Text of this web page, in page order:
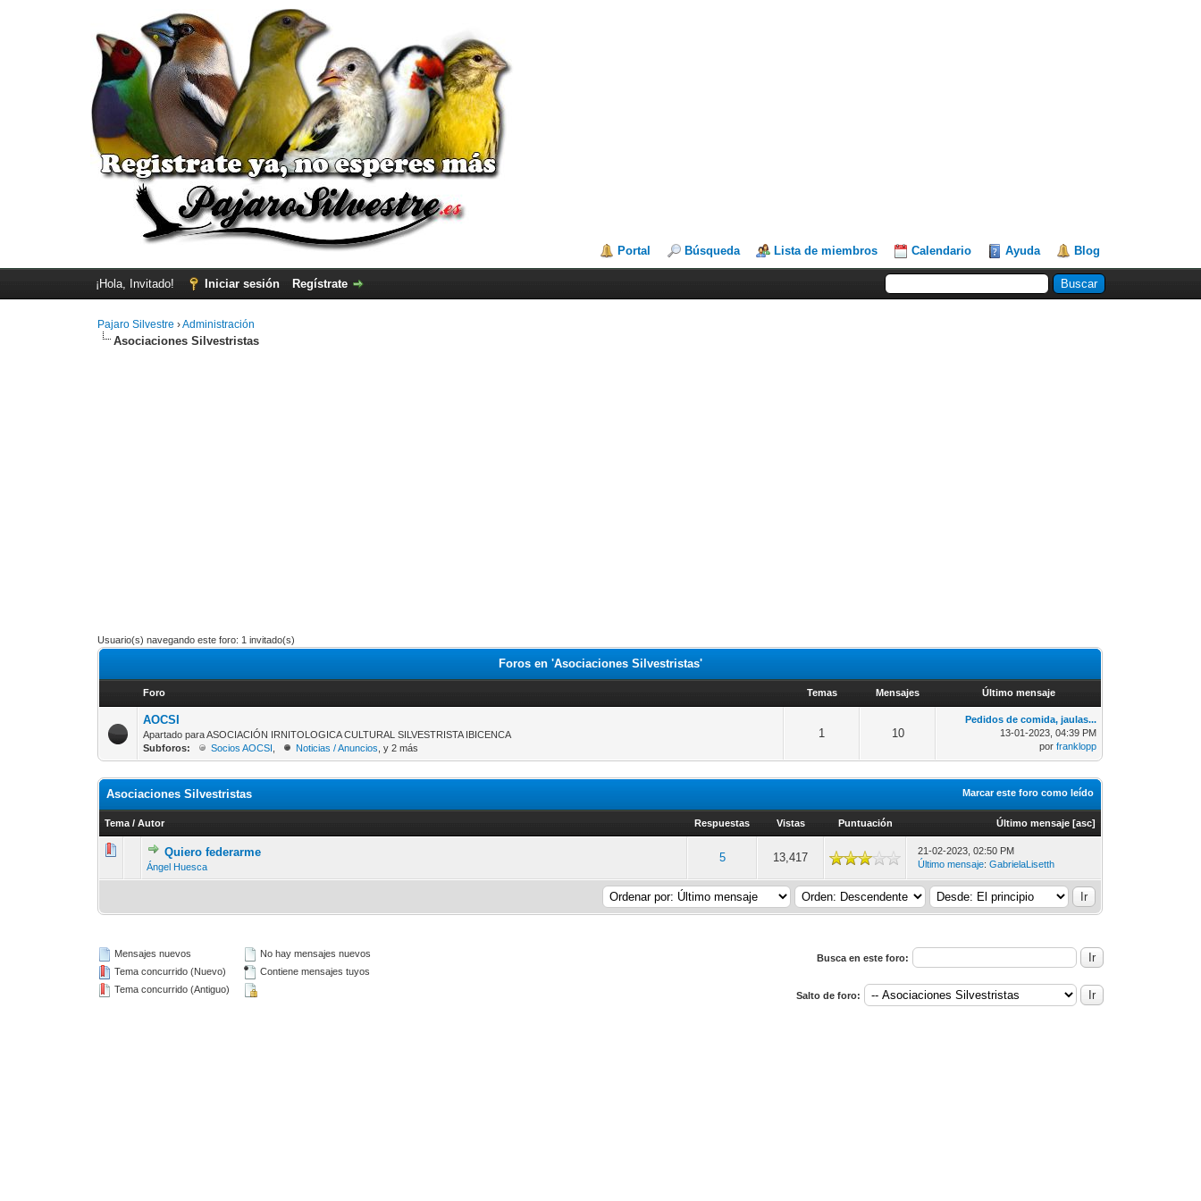
Portal Búsqueda Lista de miembros Calendario Ayuda Blog
¡Hola, Invitado! Iniciar sesión Regístrate
Pajaro Silvestre ›Administración
Asociaciones Silvestristas
Usuario(s) navegando este foro: 1 invitado(s)
Foros en 'Asociaciones Silvestristas'
Foro Temas Mensajes Último mensaje
AOCSI
Apartado para ASOCIACIÓN IRNITOLOGICA CULTURAL SILVESTRISTA IBICENCA
Subforos:
Socios AOCSI Noticias / Anuncios , y 2 más
1 10
Pedidos de comida, jaulas...
13-01-2023, 04:39 PM
porfranklopp
Marcar este foro como leído
Asociaciones Silvestristas
Tema /Autor Respuestas Vistas Puntuación Último mensaje [asc]
Quiero federarme
Ángel Huesca
5 13,417
21-02-2023, 02:50 PM
Último mensaje:GabrielaLisetth
Mensajes nuevos
Tema concurrido (Nuevo)
Tema concurrido (Antiguo)
No hay mensajes nuevos
Contiene mensajes tuyos
Busca en este foro:
Salto de foro: